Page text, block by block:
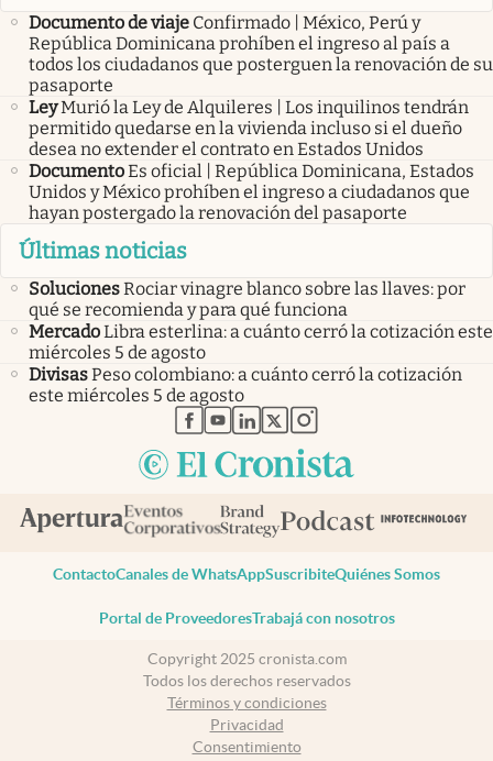
Documento de viaje Confirmado | México, Perú y
República Dominicana prohíben el ingreso al país a
todos los ciudadanos que posterguen la renovación de su
pasaporte
LeyMurió la Ley de Alquileres | Los inquilinos tendrán
permitido quedarse en la vivienda incluso si el dueño
desea no extender el contrato en Estados Unidos
DocumentoEs oficial | República Dominicana, Estados
Unidos y México prohíben el ingreso a ciudadanos que
hayan postergado la renovación del pasaporte
Últimas noticias
SolucionesRociar vinagre blanco sobre las llaves: por
qué se recomienda y para qué funciona
MercadoLibra esterlina: a cuánto cerró la cotización este
miércoles 5 de agosto
DivisasPeso colombiano: a cuánto cerró la cotización
este miércoles 5 de agosto
abre en nueva pestaña
abre en nueva pestaña
abre en nueva pestaña
abre en nueva pestaña
abre en nueva pestaña
ContactoCanales de WhatsAppSuscribiteQuiénes Somos
Portal de ProveedoresTrabajá con nosotros
Copyright 2025 cronista.com
Todos los derechos reservados
Términos y condiciones
Privacidad
Consentimiento